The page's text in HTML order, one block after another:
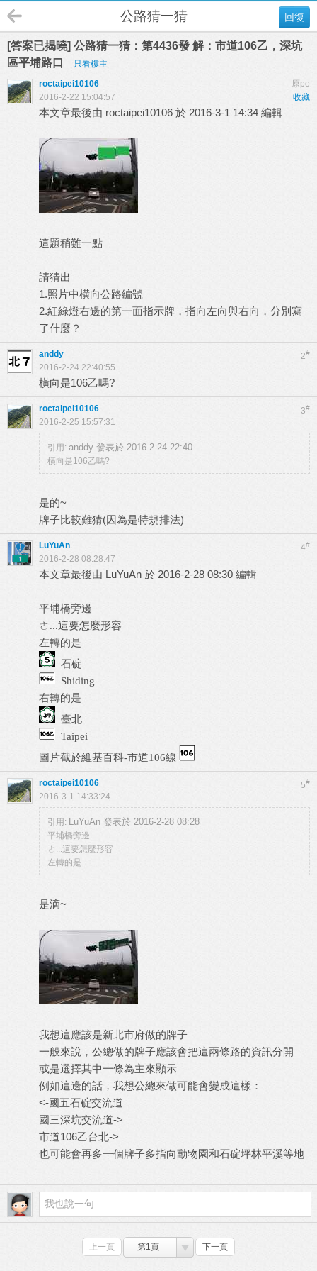
回復
公路猜一猜
[答案已揭曉] 公路猜一猜：第4436發 解：市道106乙，深坑
區平埔路口
只看樓主
原po
roctaipei10106
收藏
2016-2-22 15:04:57
本文章最後由 roctaipei10106 於 2016-3-1 14:34 編輯
這題稍難一點
請猜出
1.照片中橫向公路編號
2.紅綠燈右邊的第一面指示牌，指向左向與右向，分別寫
了什麼？
2#
anddy
2016-2-24 22:40:55
橫向是106乙嗎?
3#
roctaipei10106
2016-2-25 15:57:31
引用: anddy 發表於 2016-2-24 22:40
橫向是106乙嗎?
是的~
牌子比較難猜(因為是特規排法)
4#
LuYuAn
2016-2-28 08:28:47
本文章最後由 LuYuAn 於 2016-2-28 08:30 編輯
平埔橋旁邊
ㄜ...這要怎麼形容
左轉的是
石碇
Shiding
右轉的是
臺北
Taipei
圖片截於維基百科-市道106線
5#
roctaipei10106
2016-3-1 14:33:24
引用: LuYuAn 發表於 2016-2-28 08:28
平埔橋旁邊
ㄜ...這要怎麼形容
左轉的是
是滴~
我想這應該是新北市府做的牌子
一般來說，公總做的牌子應該會把這兩條路的資訊分開
或是選擇其中一條為主來顯示
例如這邊的話，我想公總來做可能會變成這樣：
<-國五石碇交流道
國三深坑交流道->
市道106乙台北->
也可能會再多一個牌子多指向動物園和石碇坪林平溪等地
上一頁 第1頁 下一頁